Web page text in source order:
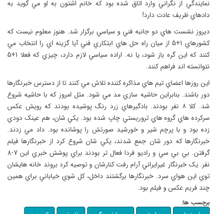
نمايندگي از نگراني وارد اتاق شده بود که خانم اشتون به او مي گويد به
دادهاي ظريف عادت دارد!
ديروز نشست هاي دو جانبه فني و سياسي برگزار شد. هنوز معلوم نيست که
کشورهاي 1+5 از ميان راه حل هاي ابتکاري فني آيا گزينه اي را انتخاب مي
کنند که اين گره باز شود، يا نه. اراده سياسي لازم دارد، چيزي که فعلا 1+5
نتوانسته اند فراهم کنند.
اين روزها اعضاي تيم هاي مذاکره کننده تلاش مي کنند تا از دسترس خبرنگارها
دور باشند. بنابراين حاشيه سازي مد مي شود. مثل امروز که با حاشيه شروع
شد. کلا ٨ نفر بودند. بادگيرهاي زرد رنگ پوشيده بودند که رويش عکس
سرکرده هاي گروه هاي تروريستي چاپ شده بود. يکي شان، هم عينک دودي
زده بود و با پرچم شير و خورشيد صورتش را پوشانده بود. داد مي زدند.
خبرنگارها که دور شان جمع شدند، يکي شان شروع کرد از خبرنگارها فيلم
گرفتن. بي بي سي و راديو فردا فعال تر بودند براي پوشش خبري اين 7-8
نفر. يک خبرنگار غيرايراني آرام رفت کنارشان و توصيه کرد بروند خانه هايشان
توي اين هواي سرد. خبرنگارها برگشتند داخل، کل شوي خياباني براي همين
چند فريم عکس و فيلم بود.
برچسب ها: